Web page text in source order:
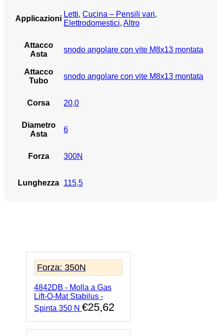
Applicazioni
Letti, Cucina – Pensili vari,
Elettrodomestici, Altro
Attacco
Asta
snodo angolare con vite M8x13 montata
Attacco
Tubo
snodo angolare con vite M8x13 montata
Corsa 20,0
Diametro
Asta
6
Forza 300N
Lunghezza 115,5
Forza: 350N
4842DB - Molla a Gas
Lift-O-Mat Stabilus -
Spinta 350 N €25,62